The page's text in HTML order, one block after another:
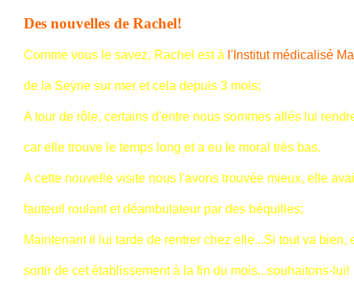
Des nouvelles de Rachel!
Comme vous le savez, Rachel est à l'Institut médicalisé
de la Seyne sur mer et cela depuis 3 mois;
A tour de rôle, certains d'entre nous sommes allés lui
car elle trouve le temps long et a eu le moral très bas.
A cette nouvelle visite nous l'avons trouvée mieux, elle
fauteuil roulant et déambulateur par des béquilles;
Maintenant il lui tarde de rentrer chez elle...Si tout va bien,
sortir de cet établissement à la fin du mois...souhaitons-lui!